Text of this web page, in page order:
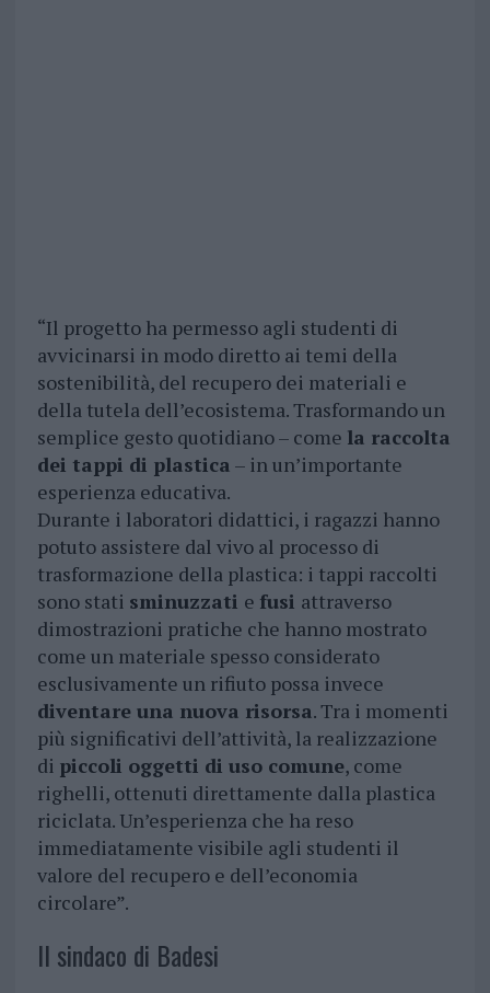
“Il progetto ha permesso agli studenti di
avvicinarsi in modo diretto ai temi della
sostenibilità, del recupero dei materiali e
della tutela dell’ecosistema. Trasformando un
semplice gesto quotidiano – come la raccolta
dei tappi di plastica – in un’importante
esperienza educativa.
Durante i laboratori didattici, i ragazzi hanno
potuto assistere dal vivo al processo di
trasformazione della plastica: i tappi raccolti
sono stati sminuzzati e fusi attraverso
dimostrazioni pratiche che hanno mostrato
come un materiale spesso considerato
esclusivamente un rifiuto possa invece
diventare una nuova risorsa. Tra i momenti
più significativi dell’attività, la realizzazione
di piccoli oggetti di uso comune, come
righelli, ottenuti direttamente dalla plastica
riciclata. Un’esperienza che ha reso
immediatamente visibile agli studenti il
valore del recupero e dell’economia
circolare”.
Il sindaco di Badesi